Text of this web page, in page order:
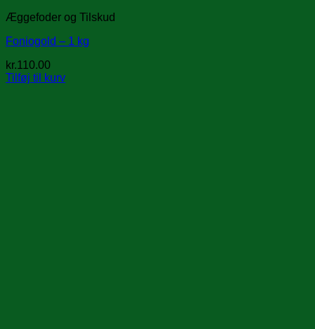
Æggefoder og Tilskud
Foniogold – 1 kg
kr.110.00
Tilføj til kurv